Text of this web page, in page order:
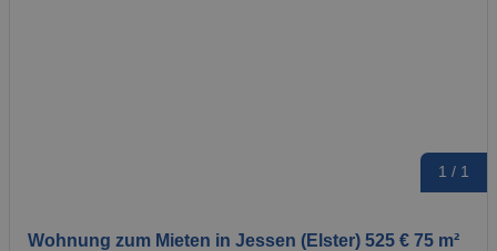
1 / 1
Wohnung zum Mieten in Jessen (Elster) 525 € 75 m²